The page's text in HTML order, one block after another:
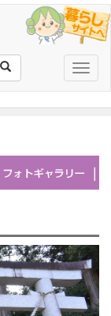
Toggle